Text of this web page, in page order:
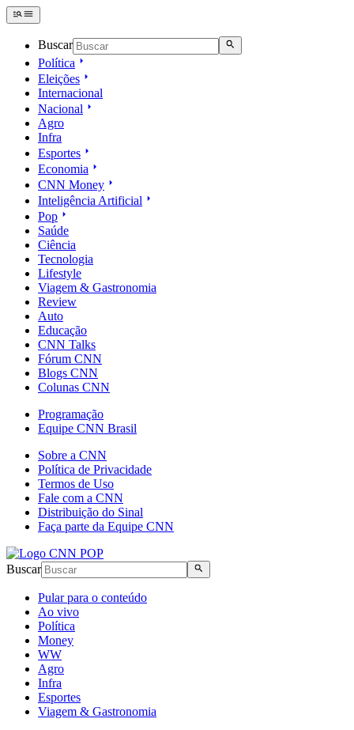
Buscar
Política
Eleições
Internacional
Nacional
Agro
Infra
Esportes
Economia
CNN Money
Inteligência Artificial
Pop
Saúde
Ciência
Tecnologia
Lifestyle
Viagem & Gastronomia
Review
Auto
Educação
CNN Talks
Fórum CNN
Blogs CNN
Colunas CNN
Programação
Equipe CNN Brasil
Sobre a CNN
Política de Privacidade
Termos de Uso
Fale com a CNN
Distribuição do Sinal
Faça parte da Equipe CNN
Buscar
Pular para o conteúdo
Ao vivo
Política
Money
WW
Agro
Infra
Esportes
Viagem & Gastronomia